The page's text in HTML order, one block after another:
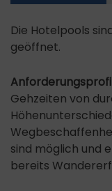
Die Hotelpools
geöffnet.
Gehzeiten von
sind möglich und
bereits